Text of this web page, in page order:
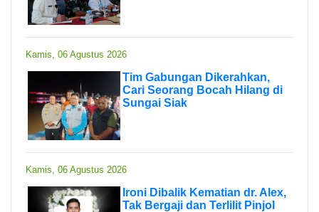
Kamis, 06 Agustus 2026
Tim Gabungan Dikerahkan,
Cari Seorang Bocah Hilang di
Sungai Siak
Kamis, 06 Agustus 2026
Ironi Dibalik Kematian dr. Alex,
Tak Bergaji dan Terlilit Pinjol